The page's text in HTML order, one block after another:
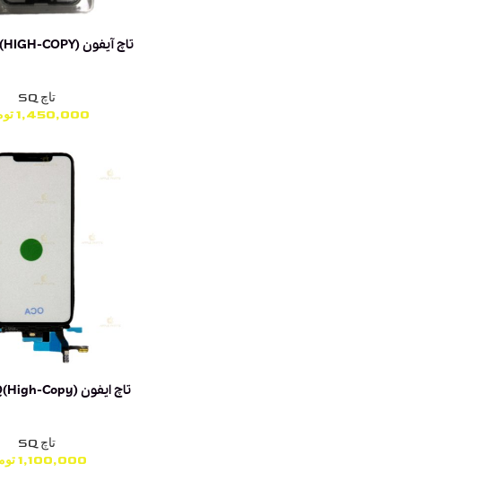
تاچ آیفون 13PRO SQ(HIGH-COPY)
تاچ SQ
1,450,000
تاچ ایفون (Xsmax SQ(High-Copy
تاچ SQ
1,100,000